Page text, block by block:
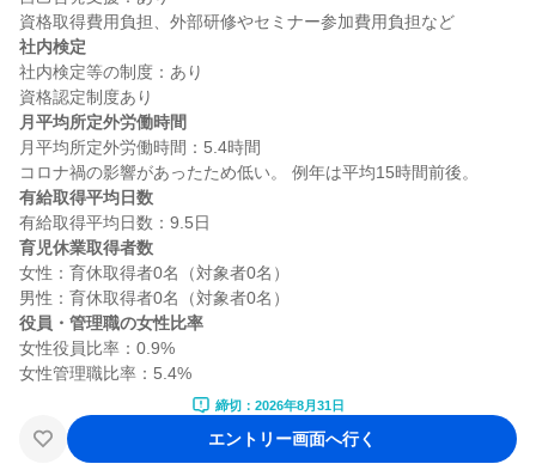
社内検定
社内検定等の制度：あり
月平均所定外労働時間
月平均所定外労働時間：5.4時間
有給取得平均日数
育児休業取得者数
女性：育休取得者0名（対象者0名）
役員・管理職の女性比率
女性役員比率：0.9%
締切：2026年8月31日
エントリー画面へ行く